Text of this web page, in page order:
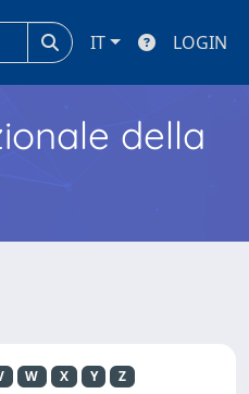
IT LOGIN
della
W X Y Z